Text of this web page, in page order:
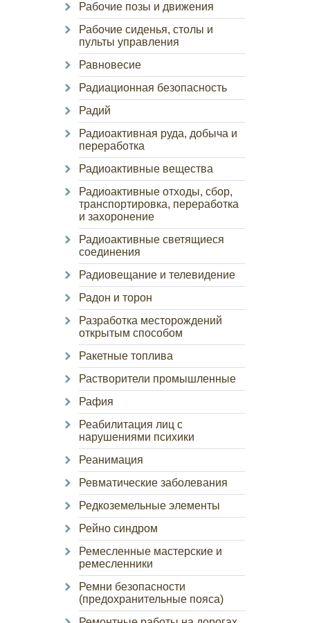
Рабочие позы и движения
Рабочие сиденья, столы и
пульты управления
Равновесие
Радиационная безопасность
Радий
Радиоактивная руда, добыча и
переработка
Радиоактивные вещества
Радиоактивные отходы, сбор,
транспортировка, переработка
и захоронение
Радиоактивные светящиеся
соединения
Радиовещание и телевидение
Радон и торон
Разработка месторождений
открытым способом
Ракетные топлива
Растворители промышленные
Рафия
Реабилитация лиц с
нарушениями психики
Реанимация
Ревматические заболевания
Редкоземельные элементы
Рейно синдром
Ремесленные мастерские и
ремесленники
Ремни безопасности
(предохранительные пояса)